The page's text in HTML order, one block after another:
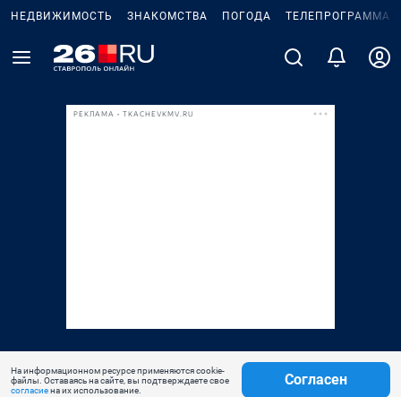
НЕДВИЖИМОСТЬ ЗНАКОМСТВА ПОГОДА ТЕЛЕПРОГРАММА
РЕКЛАМА • TKACHEVKMV.RU
На информационном ресурсе применяются cookie-
файлы. Оставаясь на сайте, вы подтверждаете свое
согласиена их использование.
Согласен